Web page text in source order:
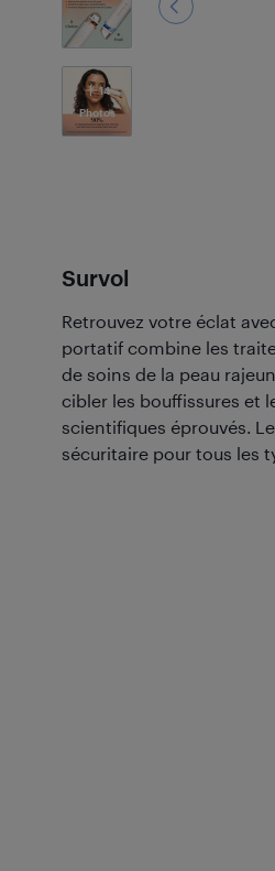
14
Photos
Survol
Retrouvez votre éclat
portatif combine les
de soins de la peau
cibler les bouffissures et
scientifiques éprouvés.
sécuritaire pour tous les